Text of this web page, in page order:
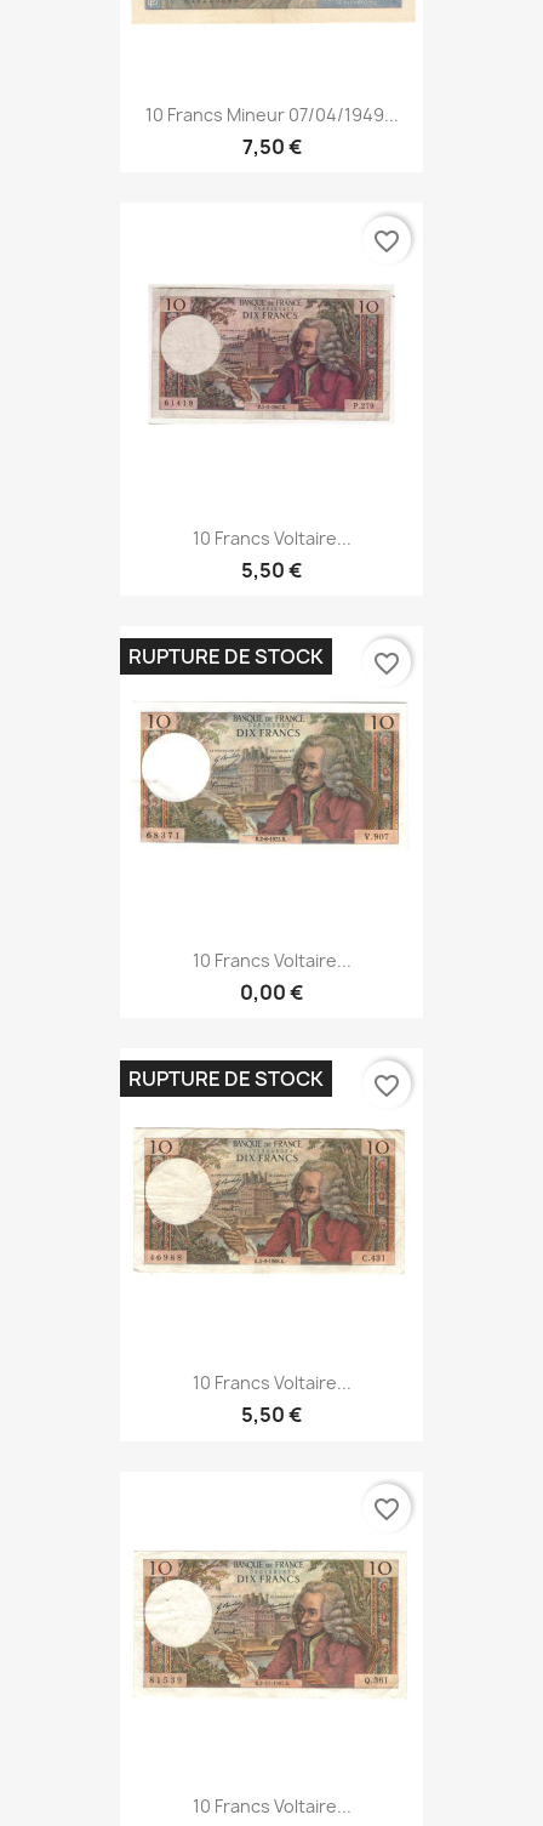
10 Francs Mineur 07/04/1949...
7,50 €
10 Francs Voltaire...
5,50 €
favorite_border
10 Francs Voltaire...
0,00 €
RUPTURE DE STOCK favorite_border
10 Francs Voltaire...
5,50 €
RUPTURE DE STOCK favorite_border
10 Francs Voltaire...
favorite_border